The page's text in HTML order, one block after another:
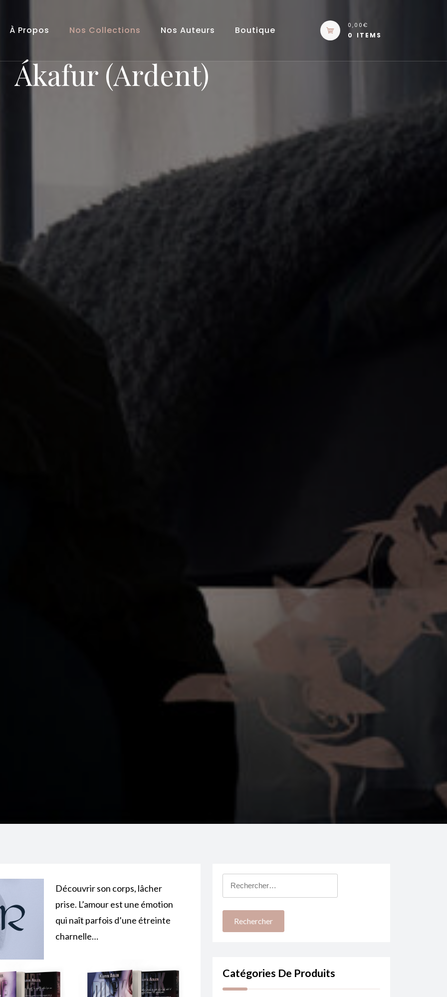
À Propos Nos Collections Nos Auteurs Boutique 0,00€
0 ITEMS
Ákafur (Ardent)
Découvrir son corps, lâcher
prise. L’amour est une émotion
qui naît parfois d’une étreinte
charnelle…
Catégories De Produits